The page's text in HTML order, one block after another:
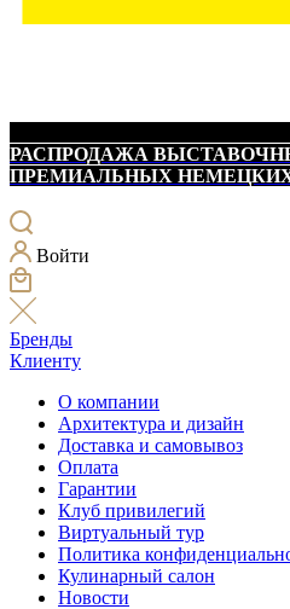
РАСПРОДАЖА
ПРЕМИАЛЬНЫХ
Войти
Бренды
Клиенту
О компании
Архитектура и дизайн
Доставка и самовывоз
Оплата
Гарантии
Клуб привилегий
Виртуальный тур
Политика
Кулинарный салон
Новости